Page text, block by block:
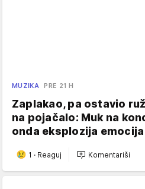
MUZIKA PRE 21 H
Zaplakao, pa ostavio
na pojačalo: Muk na
onda eksplozija
1 · Reaguj Komentariši